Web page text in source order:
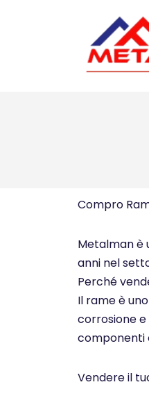
Compro
Metalman è
anni nel
Perché
Il rame è
corrosione
componenti
Vendere il